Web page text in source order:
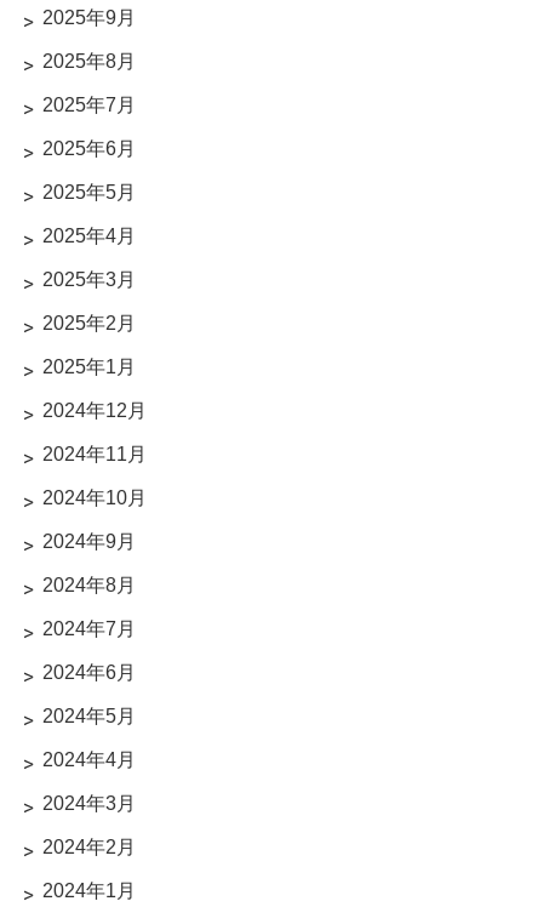
2025年9月
2025年8月
2025年7月
2025年6月
2025年5月
2025年4月
2025年3月
2025年2月
2025年1月
2024年12月
2024年11月
2024年10月
2024年9月
2024年8月
2024年7月
2024年6月
2024年5月
2024年4月
2024年3月
2024年2月
2024年1月